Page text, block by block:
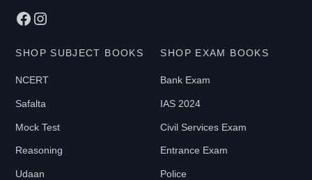
Facebook
Instagram
SHOP SUBJECT BOOKS
NCERT
Safalta
Mock Test
Reasoning
Udaan
SHOP EXAM BOOKS
Bank Exam
IAS 2024
Civil Services Exam
Entrance Exam
Police